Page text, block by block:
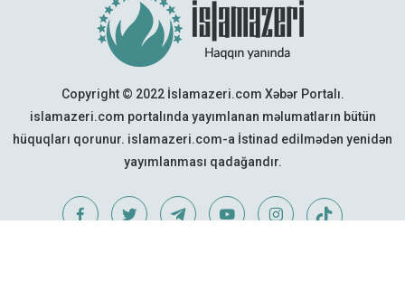
Copyright © 2022 İslamazeri.com Xəbər Portalı.
islamazeri.com portalında yayımlanan məlumatların bütün
hüquqları qorunur. islamazeri.com-a İstinad edilmədən yenidən
yayımlanması qadağandır.